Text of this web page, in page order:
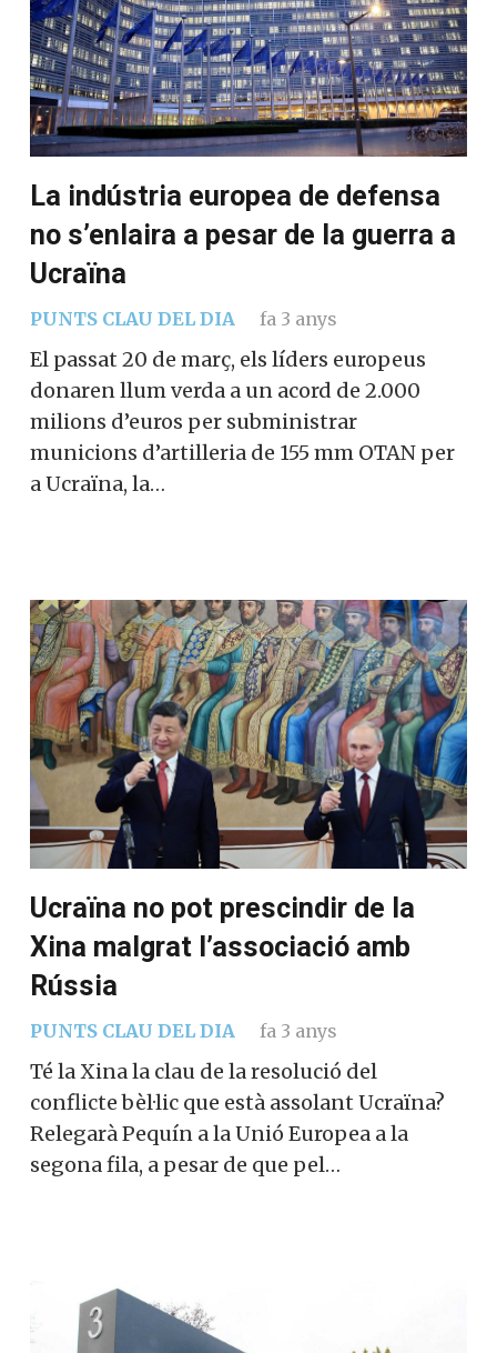
La indústria europea de defensa
no s’enlaira a pesar de la guerra a
Ucraïna
PUNTS CLAU DEL DIA fa 3 anys
El passat 20 de març, els líders europeus
donaren llum verda a un acord de 2.000
milions d’euros per subministrar
municions d’artilleria de 155 mm OTAN per
a Ucraïna, la…
Ucraïna no pot prescindir de la
Xina malgrat l’associació amb
Rússia
PUNTS CLAU DEL DIA fa 3 anys
Té la Xina la clau de la resolució del
conflicte bèl·lic que està assolant Ucraïna?
Relegarà Pequín a la Unió Europea a la
segona fila, a pesar de que pel…